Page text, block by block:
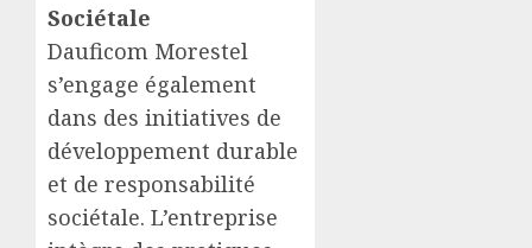
Sociétale
Dauficom Morestel
s’engage également
dans des initiatives de
développement durable
et de responsabilité
sociétale. L’entreprise